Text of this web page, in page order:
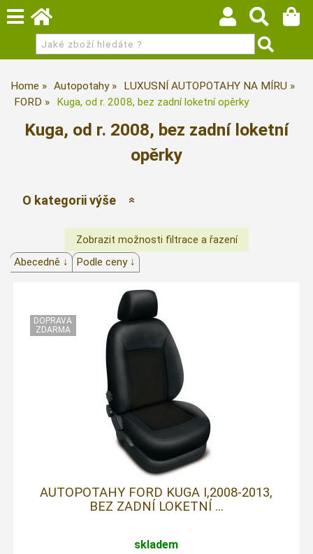
Home Autopotahy
LUXUSNÍ AUTOPOTAHY NA MÍRU
FORD
Kuga, od r. 2008, bez zadní loketní opěrky
Kuga, od r. 2008, bez zadní loketní
opěrky
O kategorii výše
Abecedně ↓ Podle ceny ↓
AUTOPOTAHY FORD KUGA I,2008-2013,
BEZ ZADNÍ LOKETNÍ ...
skladem